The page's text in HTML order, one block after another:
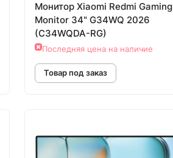
Монитор Xiaomi Redmi Gaming
Monitor 34" G34WQ 2026
(C34WQDA-RG)
Последняя цена на наличие